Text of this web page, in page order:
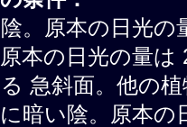
。原本の日光の
本の日光の量は
急斜面。他の
暗い陰。原本の